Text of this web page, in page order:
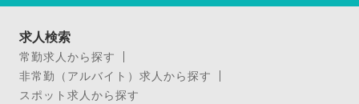
求人検索
常勤求人から探す
非常勤（アルバイト）求人から探す
スポット求人から探す